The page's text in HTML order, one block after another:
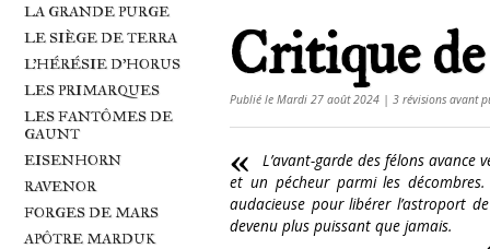
LA GRANDE PURGE
LE SIÈGE DE TERRA
L'HÉRÉSIE D'HORUS
LES PRIMARQUES
LES FANTÔMES DE
GAUNT
EISENHORN
RAVENOR
FORGES DE MARS
APÔTRE MARDUK
Critique de
Publié le Mardi 27 août 2024 | 3 révisions avant
L’avant-garde des félons
et un pécheur parmi les
audacieuse pour libérer l’astroport
devenu plus puissant que jamais.